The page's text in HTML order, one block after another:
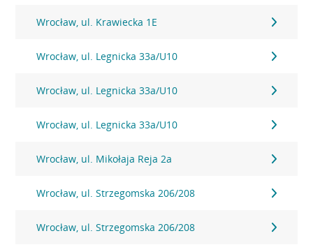
Wrocław, ul. Krawiecka 1E
Wrocław, ul. Legnicka 33a/U10
Wrocław, ul. Legnicka 33a/U10
Wrocław, ul. Legnicka 33a/U10
Wrocław, ul. Mikołaja Reja 2a
Wrocław, ul. Strzegomska 206/208
Wrocław, ul. Strzegomska 206/208